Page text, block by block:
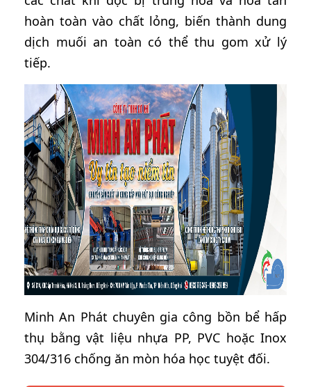
hoàn toàn vào chất lỏng, biến thành dung
dịch muối an toàn có thể thu gom xử lý
tiếp.
Minh An Phát chuyên gia công bồn bể hấp
thụ bằng vật liệu nhựa PP, PVC hoặc Inox
304/316 chống ăn mòn hóa học tuyệt đối.